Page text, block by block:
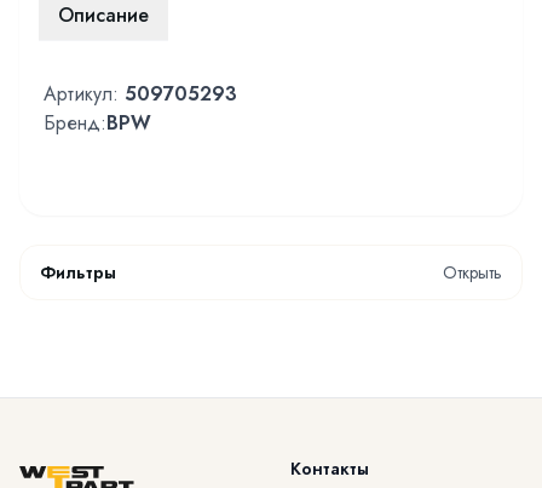
Описание
Артикул: 509705293
Бренд:BPW
Фильтры Открыть
Контакты